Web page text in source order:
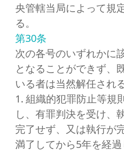
央管轄当局によって規
る。
第30条
次の各号のいずれかに
となることができず、
いる者は当然解任される
1. 組織的犯罪防止等規
し、有罪判決を受け、
完了せず、又は執行が
満了してから5年を経